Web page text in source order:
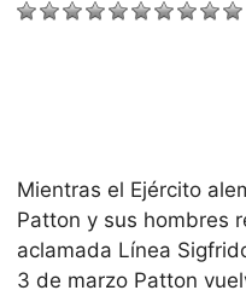
Mientras el Ejército
Patton y sus hombres
aclamada Línea
3 de marzo Patton